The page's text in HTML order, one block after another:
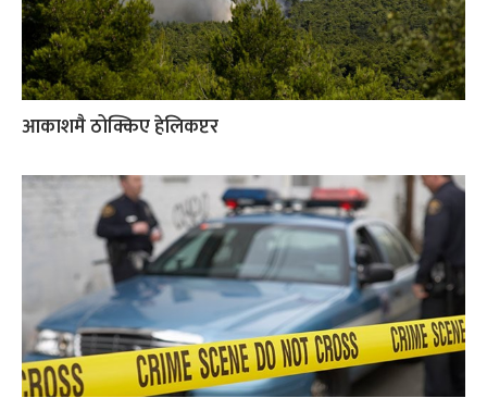
आकाशमै ठोक्किए हेलिकप्टर